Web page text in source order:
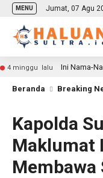
MENU Jumat, 07 Agu
4 minggu lalu Ini Nama-
Beranda Breaking
Kapolda
Maklumat
Membawa